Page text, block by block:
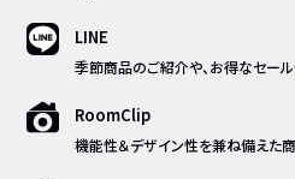
LINE
季節商品のご紹介や、お得なセー
RoomClip
機能性＆デザイン性を兼ね備えた商